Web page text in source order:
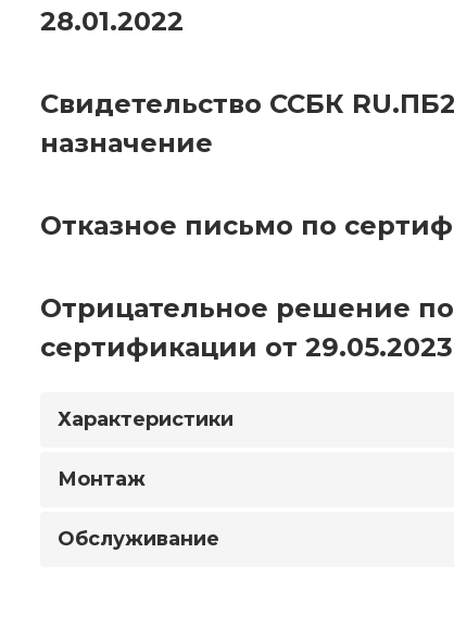
28.01.2022
Свидетельство ССБК
назначение
Отказное письмо по
Отрицательное решение по
сертификации от 29.05.2023
Характеристики
Монтаж
Обслуживание